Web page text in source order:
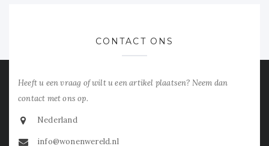
CONTACT ONS
Heeft u een vraag of wilt u een artikel plaatsen? Neem dan
contact met ons op.
Nederland
info@wonenwereld.nl